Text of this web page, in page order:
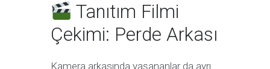
Tanıtım Filmi
Çekimi: Perde Arkası
Kamera arkasında yaşananlar da ayrı